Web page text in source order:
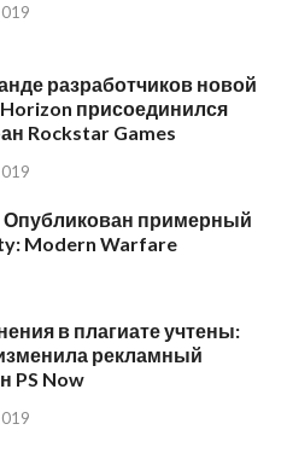
разработчиков новой
присоединился
Rockstar Games
Опубликован примерный
Modern Warfare
в плагиате учтены:
рекламный
PS Now